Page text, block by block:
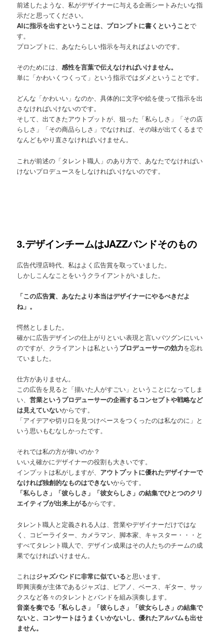
前述したような、私がデザイナーに与える企画シートみたいな指
示だと思ってください。
AIに指示を出すということは、プロンプトに書くということで
す。
プロンプトに、あなたらしい指示を与えればよいのです。
そのためには、感性を言葉で伝えなければいけません。
単に「かわいくつくって」という指示ではダメということです。
どんな「かわいい」なのか、具体的に文字や絵を使って指示を出
さなければいけないのです。
そして、出てきたアウトプットが、狙った「私らしさ」「その店
らしさ」「その商品らしさ」でなければ、その味が出てくるまで
なんどもやり直さなければいけません。
これが前述の「タレント職人」のあり方で、あなたでなければい
けないプロデュースをしなければいけないのです。
3.デザインチームはJAZZバンドそのもの
広告代理店時代、私はよく広告賞を取っていました。
しかしこんなことをいうクライアントがいました。
「この広告賞、あなたより本当はデザイナーにやるべきだよ
ね」。
愕然としました。
確かに広告デザインの仕上がりといい表現と言いバツグンにいい
のですが、クライアントは私という プロデューサーの効力を忘れ
ていました。
仕方がありません。
この広告を見ると「描いた人がすごい」ということになってしま
い、営業というプロデューサーの企画するコンセプトや戦略など
は見えていないからです。
「アイデアや切り口を見つけベースをつくったのは私なのに」と
いう思いもむなしかったです。
それでは私の方が偉いのか？
いいえ確かにデザイナーの役割も大きいです。
インプットは私がしますが、 アウトプットに優れたデザイナーで
なければ独創的なものはできないからです。
「私らしさ」「彼らしさ」「彼女らしさ」の結集でひとつのクリ
エイティブが出来上がるからです。
タレント職人と定義される人は、営業やデザイナーだけではな
く、コピーライター、カメラマン、脚本家、キャスター・・・と
すべてタレント職人で、デザイン成果はその人たちのチームの成
果でなければいけません。
これはジャズバンドに非常に似ていると思います。
即興演奏が主体であるジャズは、ピアノ、ベース、ギター、サッ
クスなど各々のタレントとバンドを組み演奏します。
音楽を奏でる「私らしさ」「彼らしさ」「彼女らしさ」の結集で
ないと、コンサートはうまくいかないし、優れたアルバムも出せ
ません。